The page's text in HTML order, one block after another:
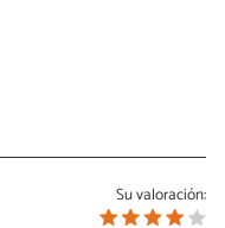
Su valoración: